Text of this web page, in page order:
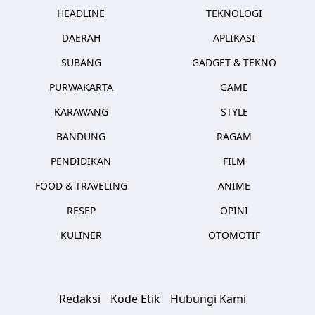
HEADLINE
DAERAH
SUBANG
PURWAKARTA
KARAWANG
BANDUNG
PENDIDIKAN
FOOD & TRAVELING
RESEP
KULINER
TEKNOLOGI
APLIKASI
GADGET & TEKNO
GAME
STYLE
RAGAM
FILM
ANIME
OPINI
OTOMOTIF
Redaksi Kode Etik Hubungi Kami